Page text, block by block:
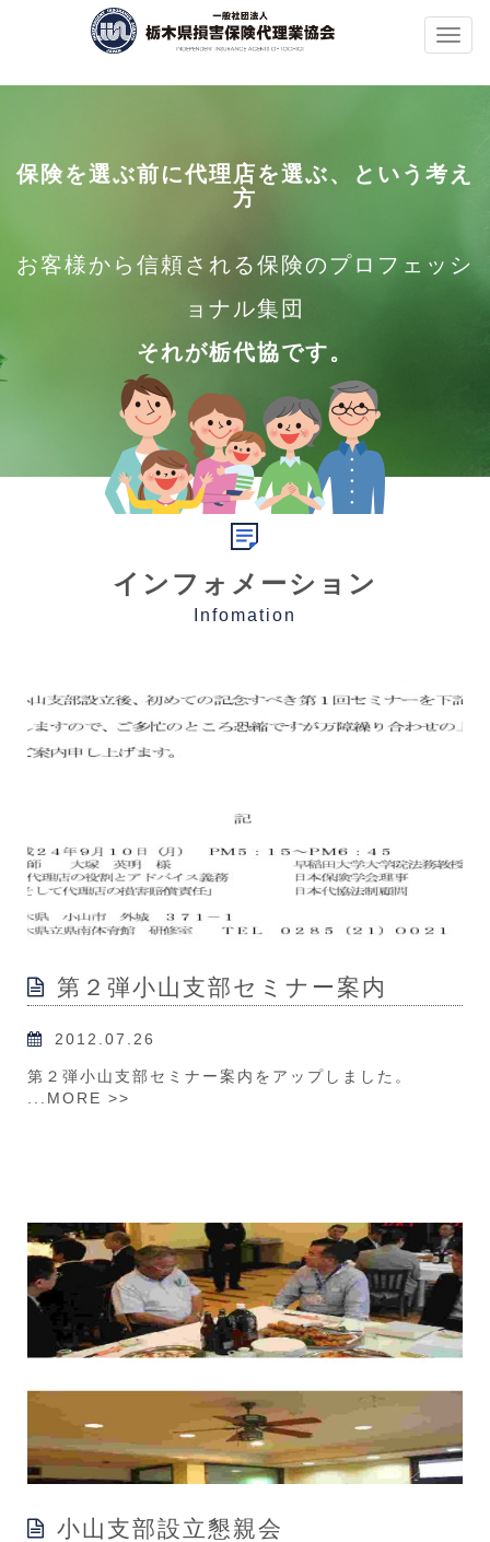
保険を選ぶ前に代理店を選ぶ、という考え
方
お客様から信頼される保険のプロフェッシ
ョナル集団
それが栃代協です。
インフォメーション
Infomation
第２弾小山支部セミナー案内
2012.07.26
第２弾小山支部セミナー案内をアップしました。
MORE >>
小山支部設立懇親会